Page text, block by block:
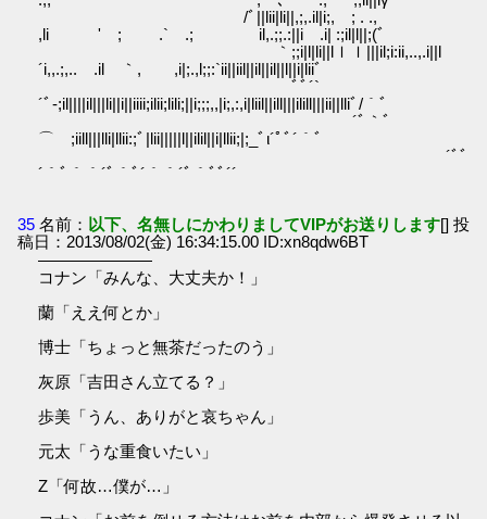
/ﾞ||lii|li||,;,.il|i;, ; . .,
,li ' ; .` .; il,.;;.:||i .i| :;il|l||;(ﾞ
｀;;i|l|li||lｌｌ|||il;i:ii,..,.i||l
´i,,.;,.. .il ｀, ,i|;.,l;;:`ii||iil||il||il||l||i|liiﾞゝ
ﾞﾞ´`
´ﾞ-;il||||il|||li||i||iiii;ilii;lili;||i;;;,,|i;,:,i|liil||ill|||ilill|||ii||lliﾞ/｀ﾞ
´ﾞ｀ﾞ
⌒ゞ;iill|||lli|llii:;ﾞ|lii|||||l||ilil||i|llii;|;_ﾞι´ﾟﾞ´｀ﾞ
´ﾞﾞ
´｀ﾞ｀｀´ﾞ｀ﾞ´｀｀´ﾞ｀ﾞﾞ´´
35 名前： 以下、名無しにかわりましてVIPがお送りします[] 投
稿日：2013/08/02(金) 16:34:15.00 ID:xn8qdw6BT
―――――――
コナン「みんな、大丈夫か！」
蘭「ええ何とか」
博士「ちょっと無茶だったのう」
灰原「吉田さん立てる？」
歩美「うん、ありがと哀ちゃん」
元太「うな重食いたい」
Z「何故…僕が…」